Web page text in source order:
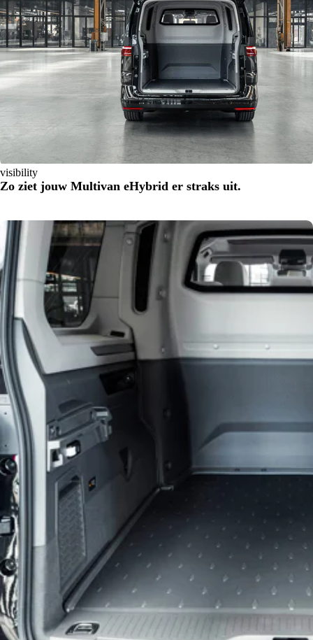
visibility
Zo ziet jouw Multivan eHybrid er straks uit.